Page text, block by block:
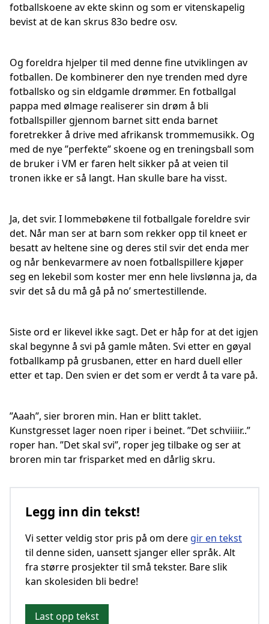
fotballskoene av ekte skinn og som er vitenskapelig
bevist at de kan skrus 83o bedre osv.
Og foreldra hjelper til med denne fine utviklingen av
fotballen. De kombinerer den nye trenden med dyre
fotballsko og sin eldgamle drømmer. En fotballgal
pappa med ølmage realiserer sin drøm å bli
fotballspiller gjennom barnet sitt enda barnet
foretrekker å drive med afrikansk trommemusikk. Og
med de nye ”perfekte” skoene og en treningsball som
de bruker i VM er faren helt sikker på at veien til
tronen ikke er så langt. Han skulle bare ha visst.
Ja, det svir. I lommebøkene til fotballgale foreldre svir
det. Når man ser at barn som rekker opp til kneet er
besatt av heltene sine og deres stil svir det enda mer
og når benkevarmere av noen fotballspillere kjøper
seg en lekebil som koster mer enn hele livslønna ja, da
svir det så du må gå på no’ smertestillende.
Siste ord er likevel ikke sagt. Det er håp for at det igjen
skal begynne å svi på gamle måten. Svi etter en gøyal
fotballkamp på grusbanen, etter en hard duell eller
etter et tap. Den svien er det som er verdt å ta vare på.
”Aaah”, sier broren min. Han er blitt taklet.
Kunstgresset lager noen riper i beinet. ”Det schviiiir..”
roper han. ”Det skal svi”, roper jeg tilbake og ser at
broren min tar frisparket med en dårlig skru.
Legg inn din tekst!
Vi setter veldig stor pris på om dere gir en tekst
til denne siden, uansett sjanger eller språk. Alt
fra større prosjekter til små tekster. Bare slik
kan skolesiden bli bedre!
Last opp tekst